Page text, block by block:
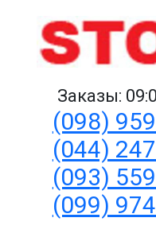
Заказы:
(098)
(044)
(093)
(099)